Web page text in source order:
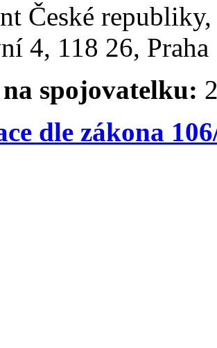
České
4, 118 26,
spojovatelku:
dle zákona